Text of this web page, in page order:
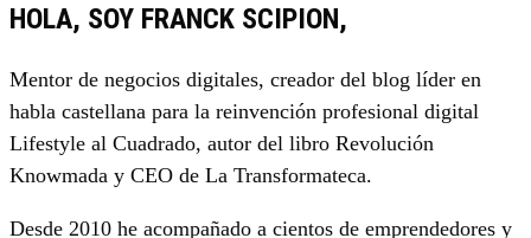
HOLA, SOY FRANCK SCIPION,
Mentor de negocios digitales, creador del blog líder en
habla castellana para la reinvención profesional digital
Lifestyle al Cuadrado, autor del libro Revolución
Knowmada y CEO de La Transformateca.
Desde 2010 he acompañado a cientos de emprendedores y